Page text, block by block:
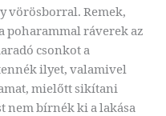
vörösborral. Remek,
poharammal ráverek az
csonkot a
ilyet, valamivel
mielőtt sikítani
nem bírnék ki a lakása